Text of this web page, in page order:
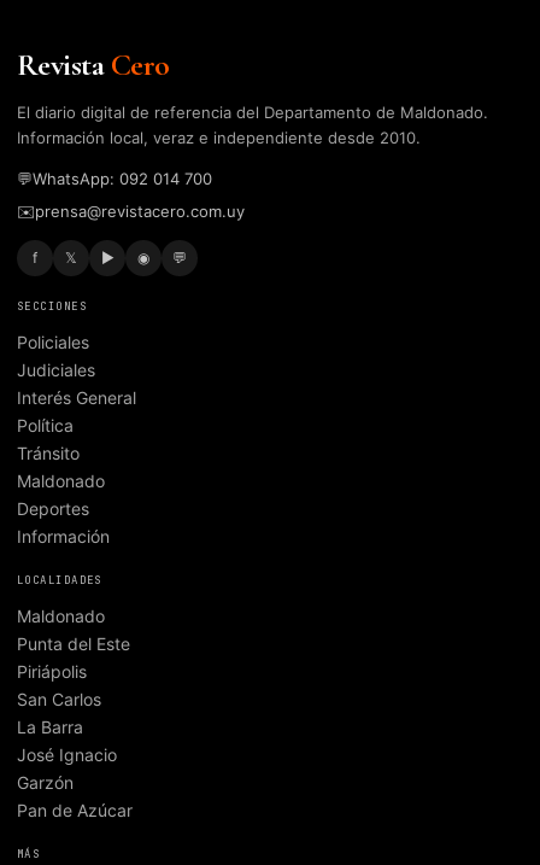
RevistaCero
El diario digital de referencia del Departamento de Maldonado.
Información local, veraz e independiente desde 2010.
💬WhatsApp: 092 014 700
✉️prensa@revistacero.com.uy
f 𝕏 ▶ ◉ 💬
SECCIONES
Policiales
Judiciales
Interés General
Política
Tránsito
Maldonado
Deportes
Información
LOCALIDADES
Maldonado
Punta del Este
Piriápolis
San Carlos
La Barra
José Ignacio
Garzón
Pan de Azúcar
MÁS